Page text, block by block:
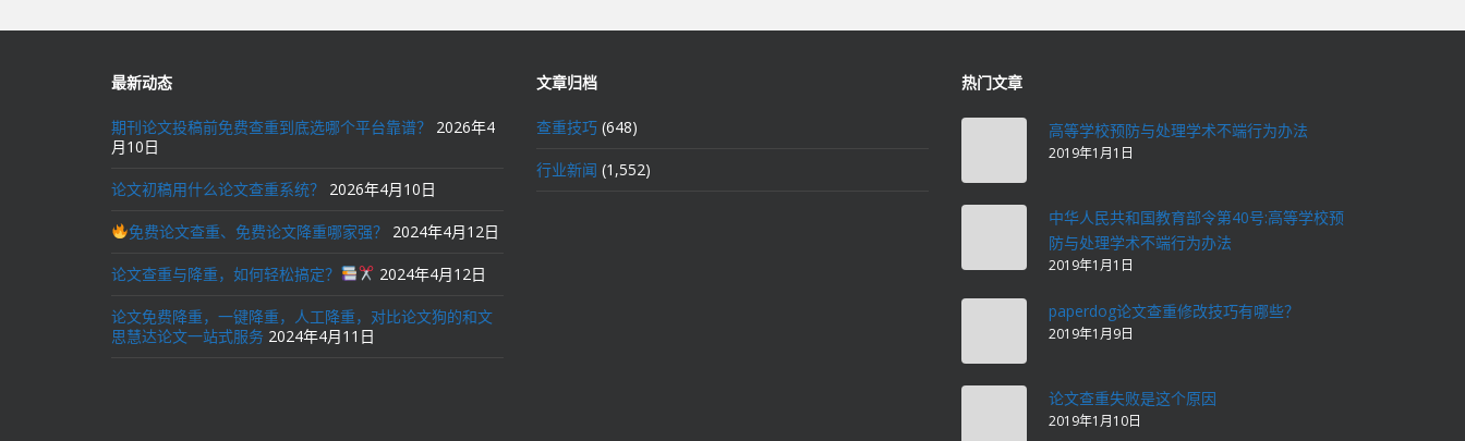
航
最新动态
期刊论文投稿前免费查重到底选哪个平台靠谱？
2026年4
月10日
论文初稿用什么论文查重系统？ 2026年4月10日
免费论文查重、免费论文降重哪家强？ 2024年4月12日
论文查重与降重，如何轻松搞定？ 2024年4月12日
论文免费降重，一键降重，人工降重，对比论文狗的和文
思慧达论文一站式服务 2024年4月11日
文章归档
查重技巧 (648)
行业新闻 (1,552)
热门文章
高等学校预防与处理学术不端行为办法
2019年1月1日
中华人民共和国教育部令第40号:高等学校预
防与处理学术不端行为办法
2019年1月1日
paperdog论文查重修改技巧有哪些？
2019年1月9日
论文查重失败是这个原因
2019年1月10日